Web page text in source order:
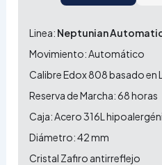
Linea: Neptunian
Movimiento: Automático
Calibre Edox 808 basado en
Reserva de Marcha: 68 horas
Caja: Acero 316L
Diámetro: 42 mm
Cristal Zafiro antirreflejo